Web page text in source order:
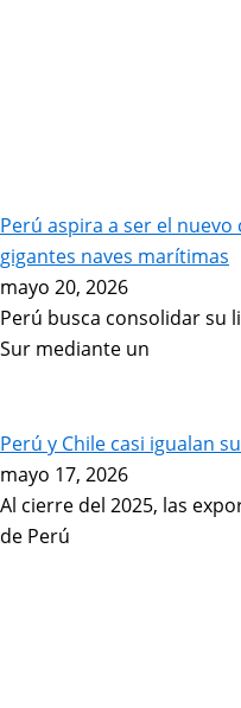
Perú aspira a ser el
gigantes naves marítimas
mayo 20, 2026
Perú busca consolidar su
Sur mediante un
Perú y Chile casi igualan
mayo 17, 2026
Al cierre del 2025, las
de Perú